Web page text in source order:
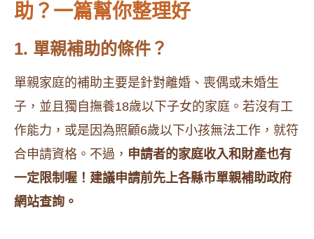
助？一篇幫你整理好
1. 單親補助的條件？
單親家庭的補助主要是針對離婚、喪偶或未婚生
子，並且獨自撫養18歲以下子女的家庭。若沒有工
作能力，或是因為照顧6歲以下小孩無法工作，就符
合申請資格。不過， 申請者的家庭收入和財產也有
一定限制喔！建議申請前先上各縣市單親補助政府
網站查詢。